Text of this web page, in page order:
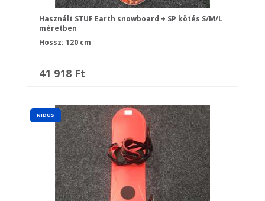
Használt STUF Earth snowboard + SP kötés S/M/L
méretben
Hossz: 120 cm
41 918 Ft
NIDUS